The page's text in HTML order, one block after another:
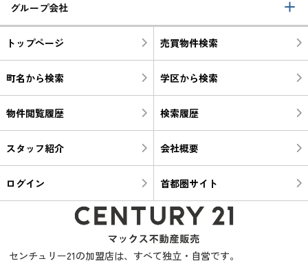
グループ会社
トップページ 売買物件検索
町名から検索 学区から検索
物件閲覧履歴 検索履歴
スタッフ紹介 会社概要
ログイン 首都圏サイト
センチュリー21の加盟店は、すべて独立・自営です。